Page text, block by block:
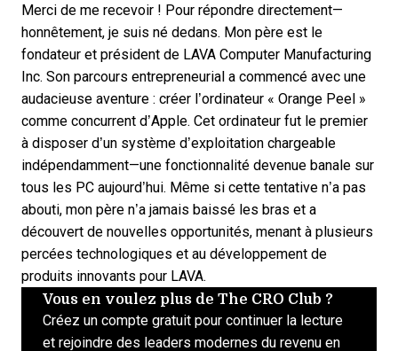
Merci de me recevoir ! Pour répondre directement—
honnêtement, je suis né dedans. Mon père est le
fondateur et président de LAVA Computer Manufacturing
Inc. Son parcours entrepreneurial a commencé avec une
audacieuse aventure : créer l’ordinateur « Orange Peel »
comme concurrent d’Apple. Cet ordinateur fut le premier
à disposer d’un système d’exploitation chargeable
indépendamment—une fonctionnalité devenue banale sur
tous les PC aujourd’hui. Même si cette tentative n’a pas
abouti, mon père n’a jamais baissé les bras et a
découvert de nouvelles opportunités, menant à plusieurs
percées technologiques et au développement de
produits innovants pour LAVA.
Vous en voulez plus de The CRO Club ?
Créez un compte gratuit pour continuer la lecture
et rejoindre des leaders modernes du revenu en